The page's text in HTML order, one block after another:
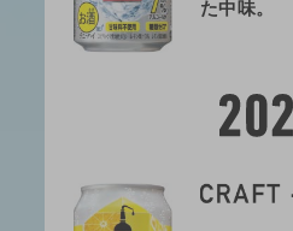
た中味。